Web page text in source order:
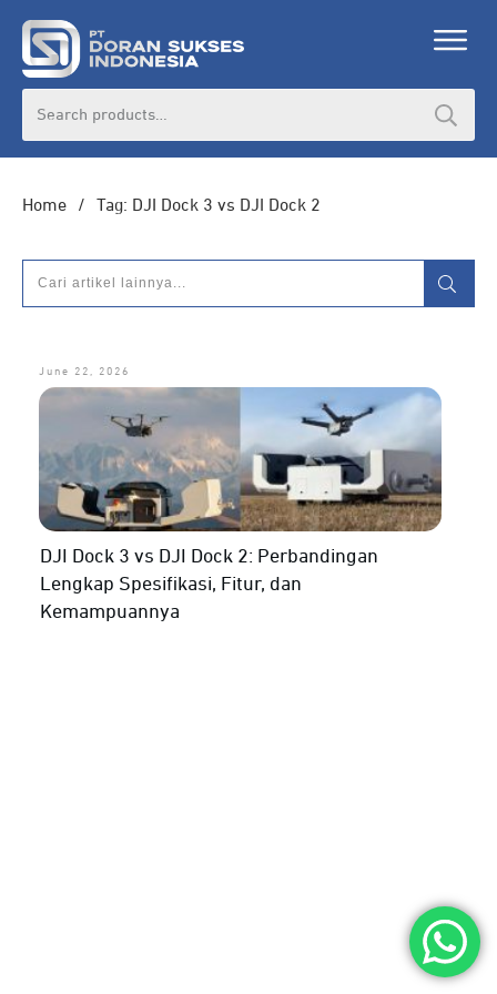
Home / Tag: DJI Dock 3 vs DJI Dock 2
June 22, 2026
DJI Dock 3 vs DJI Dock 2: Perbandingan
Lengkap Spesifikasi, Fitur, dan
Kemampuannya